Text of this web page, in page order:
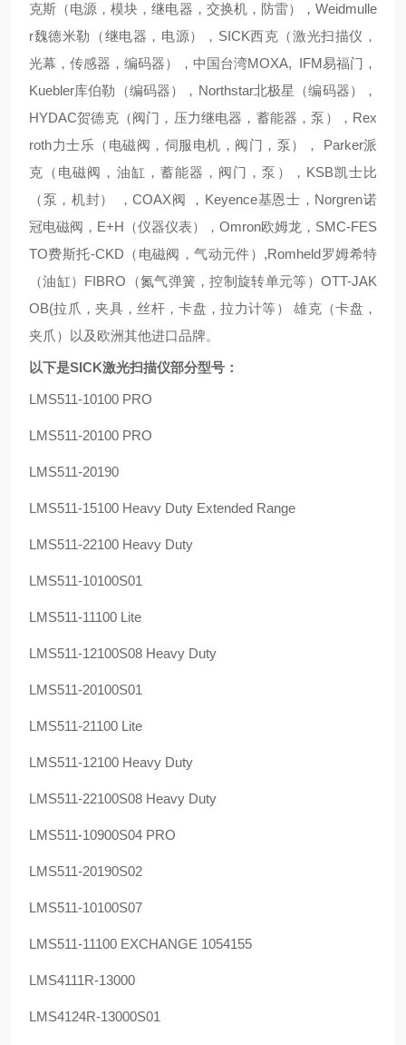
克斯（电源，模块，继电器，交换机，防雷），Weidmulle
r魏德米勒（继电器，电源），SICK西克（激光扫描仪，
光幕，传感器，编码器），中国台湾MOXA, IFM易福门，
Kuebler库伯勒（编码器），Northstar北极星（编码器），
HYDAC贺德克（阀门，压力继电器，蓄能器，泵），Rex
roth力士乐（电磁阀，伺服电机，阀门，泵）， Parker派
克（电磁阀，油缸，蓄能器，阀门，泵），KSB凯士比
（泵，机封） ，COAX阀 ，Keyence基恩士，Norgren诺
冠电磁阀，E+H（仪器仪表），Omron欧姆龙，SMC-FES
TO费斯托-CKD（电磁阀，气动元件）,Romheld罗姆希特
（油缸）FIBRO（氮气弹簧，控制旋转单元等）OTT-JAK
OB(拉爪，夹具，丝杆，卡盘，拉力计等） 雄克（卡盘，
夹爪）以及欧洲其他进口品牌。
以下是SICK激光扫描仪部分型号：
LMS511-10100 PRO
LMS511-20100 PRO
LMS511-20190
LMS511-15100 Heavy Duty Extended Range
LMS511-22100 Heavy Duty
LMS511-10100S01
LMS511-11100 Lite
LMS511-12100S08 Heavy Duty
LMS511-20100S01
LMS511-21100 Lite
LMS511-12100 Heavy Duty
LMS511-22100S08 Heavy Duty
LMS511-10900S04 PRO
LMS511-20190S02
LMS511-10100S07
LMS511-11100 EXCHANGE 1054155
LMS4111R-13000
LMS4124R-13000S01